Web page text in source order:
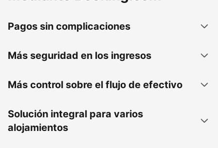
Pagos sin complicaciones
Más seguridad en los ingresos
Más control sobre el flujo de efectivo
Solución integral para varios
alojamientos